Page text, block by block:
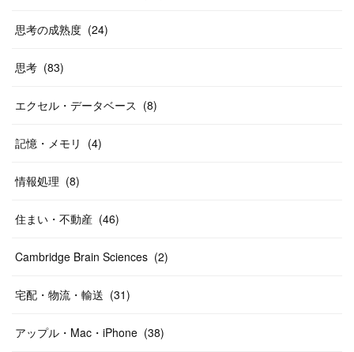
思考の成熟度 (24)
思考 (83)
エクセル・データベース (8)
記憶・メモリ (4)
情報処理 (8)
住まい・不動産 (46)
Cambridge Brain Sciences (2)
宅配・物流・輸送 (31)
アップル・Mac・iPhone (38)